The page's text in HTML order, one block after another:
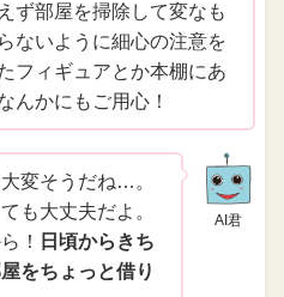
ず部屋を掃除して変なも
ないように細心の注意を
フィギュアとか本棚にあ
んかにもご用心！
AI君
変そうだね…。
も大丈夫だよ。
！
日頃からきち
をちょっと借り